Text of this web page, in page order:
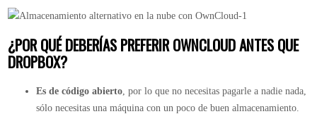
¿POR QUÉ DEBERÍAS PREFERIR OWNCLOUD ANTES QUE
DROPBOX?
Es de código abierto , por lo que no necesitas pagarle a nadie nada,
sólo necesitas una máquina con un poco de buen almacenamiento.